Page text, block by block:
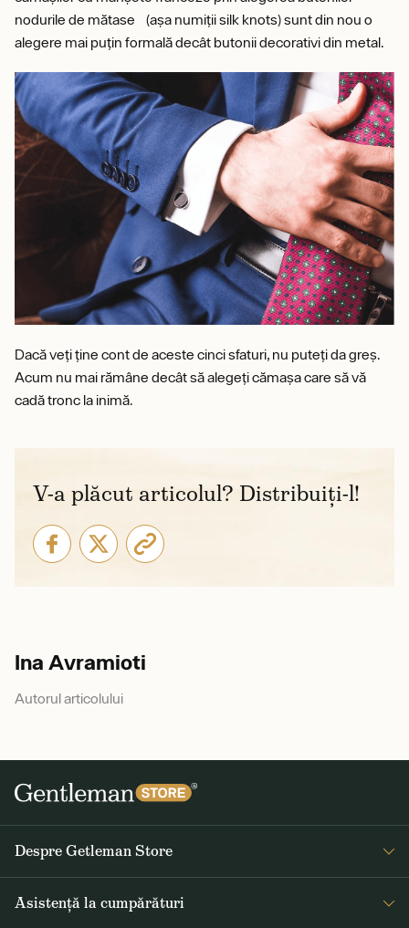
nodurile de mătase (așa numiții silk knots) sunt din nou o
alegere mai puțin formală decât butonii decorativi din metal.
Dacă veți ține cont de aceste cinci sfaturi, nu puteți da greș.
Acum nu mai rămâne decât să alegeți cămașa care să vă
cadă tronc la inimă.
V-a plăcut articolul? Distribuiți-l!
Ina Avramioti
Autorul articolului
Despre Getleman Store
Asistență la cumpărături